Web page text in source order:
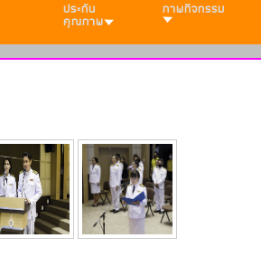
ประกัน
คุณภาพ
ภาพกิจกรรม